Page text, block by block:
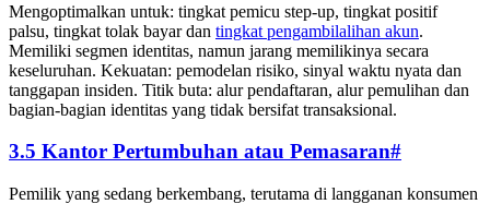
Mengoptimalkan untuk: tingkat pemicu step-up, tingkat positif
palsu, tingkat tolak bayar dan tingkat pengambilalihan akun.
Memiliki segmen identitas, namun jarang memilikinya secara
keseluruhan. Kekuatan: pemodelan risiko, sinyal waktu nyata dan
tanggapan insiden. Titik buta: alur pendaftaran, alur pemulihan dan
bagian-bagian identitas yang tidak bersifat transaksional.
3.5 Kantor Pertumbuhan atau Pemasaran#
Pemilik yang sedang berkembang, terutama di langganan konsumen